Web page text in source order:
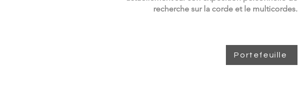
recherche sur la corde et le multicordes.
Portefeuille